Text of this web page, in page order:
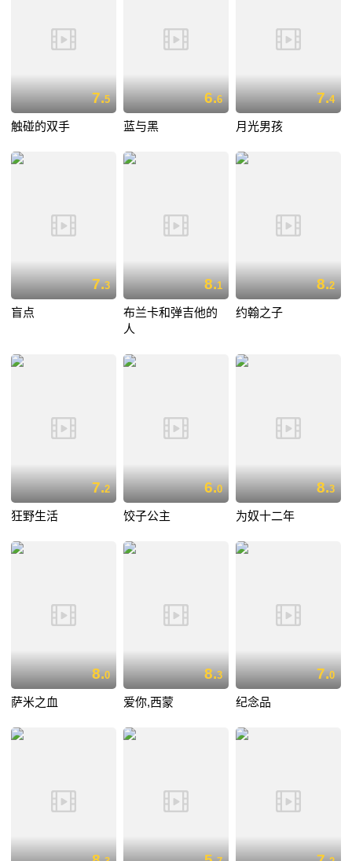
7.5
触碰的双手
6.6
蓝与黑
7.4
月光男孩
7.3
盲点
8.1
布兰卡和弹吉他的
人
8.2
约翰之子
7.2
狂野生活
6.0
饺子公主
8.3
为奴十二年
8.0
萨米之血
8.3
爱你,西蒙
7.0
纪念品